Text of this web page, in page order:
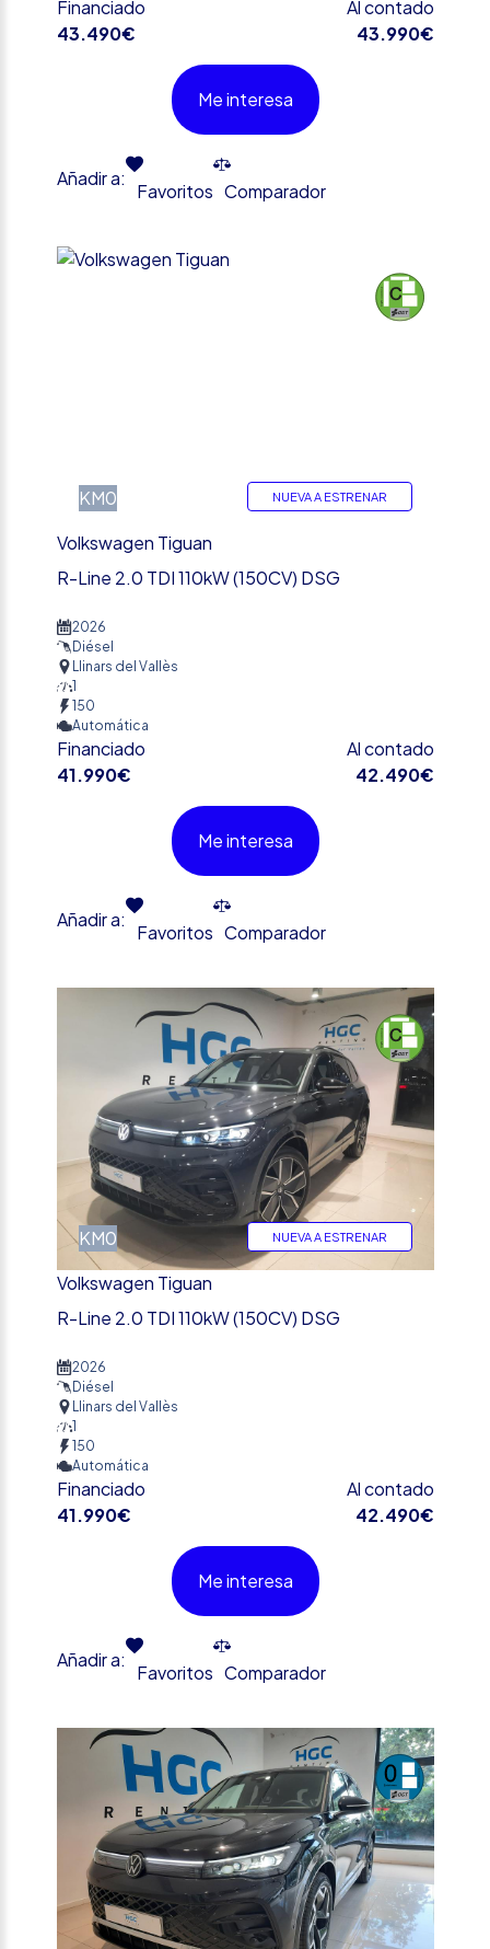
Financiado
43.490€
Al contado
43.990€
Me interesa
Añadir a:
Favoritos Comparador
KM0
%
NUEVA A ESTRENAR
Volkswagen Tiguan
R-Line 2.0 TDI 110kW (150CV) DSG
2026
Diésel
Llinars del Vallès
1
150
Automática
Financiado
41.990€
Al contado
42.490€
Me interesa
Añadir a:
Favoritos Comparador
KM0 NUEVA A ESTRENAR
Volkswagen Tiguan
R-Line 2.0 TDI 110kW (150CV) DSG
2026
Diésel
Llinars del Vallès
1
150
Automática
Financiado
41.990€
Al contado
42.490€
Me interesa
Añadir a:
Favoritos Comparador